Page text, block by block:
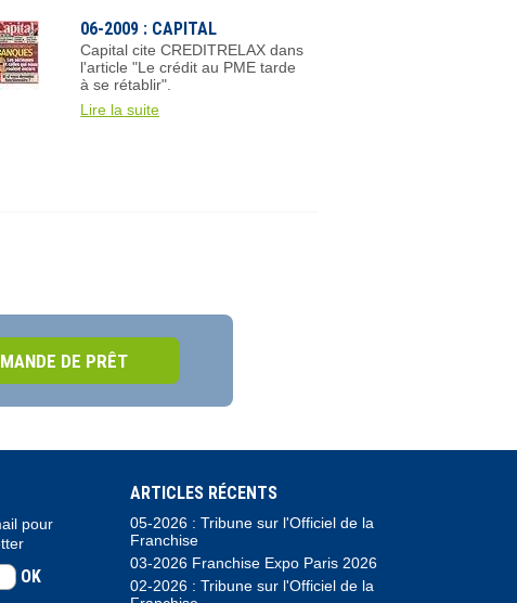
06-2009 : CAPITAL
Capital cite CREDITRELAX dans
l'article "Le crédit au PME tarde
à se rétablir".
Lire la suite
DE PRÊT
pour
OK
ARTICLES RÉCENTS
05-2026 : Tribune sur l'Officiel de la
Franchise
03-2026 Franchise Expo Paris 2026
02-2026 : Tribune sur l'Officiel de la